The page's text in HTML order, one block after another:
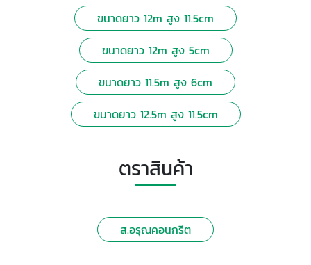
ขนาดยาว 12m สูง 11.5cm
ขนาดยาว 12m สูง 5cm
ขนาดยาว 11.5m สูง 6cm
ขนาดยาว 12.5m สูง 11.5cm
ตราสินค้า
ส.อรุณคอนกรีต